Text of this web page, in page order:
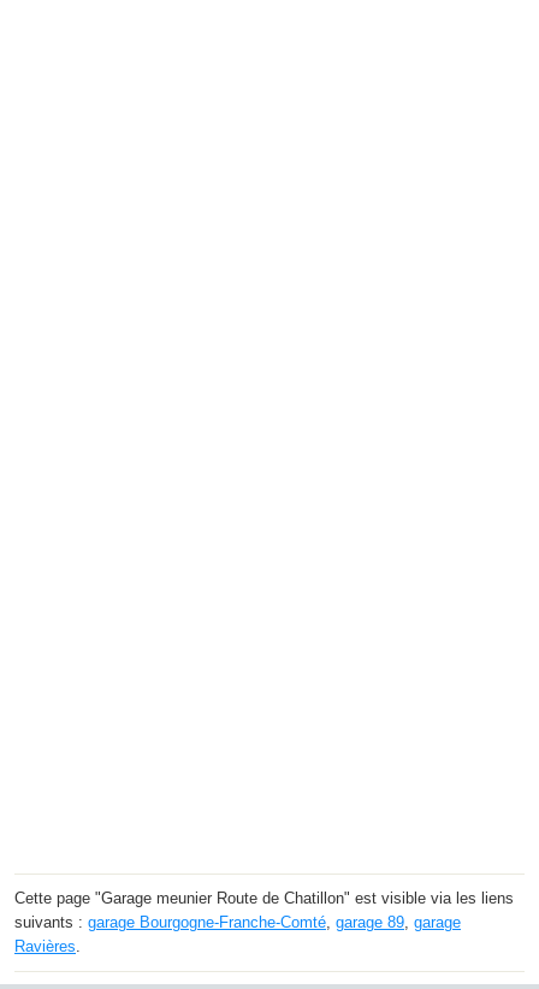
Cette page "Garage meunier Route de Chatillon" est visible via les liens
suivants : garage Bourgogne-Franche-Comté garage 89 garage
Ravières